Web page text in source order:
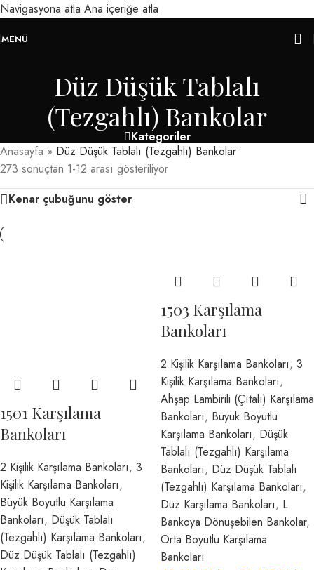
Navigasyona atla Ana içeriğe atla
MENÜ
Düz Düşük Tablalı
(Tezgahlı) Bankolar
Kategoriler
Anasayfa » Düz Düşük Tablalı (Tezgahlı) Bankolar
273 sonuçtan 1-12 arası gösteriliyor
Kenar çubuğunu göster
1501 Karşılama
Bankoları
2 Kişilik Karşılama Bankoları, 3
Kişilik Karşılama Bankoları,
Büyük Boyutlu Karşılama
Bankoları, Düşük Tablalı
(Tezgahlı) Karşılama Bankoları,
Düz Düşük Tablalı (Tezgahlı)
1503 Karşılama
Bankoları
2 Kişilik Karşılama Bankoları, 3
Kişilik Karşılama Bankoları,
Ahşap Lambirili (Çıtalı) Karşılama
Bankoları, Büyük Boyutlu
Karşılama Bankoları, Düşük
Tablalı (Tezgahlı) Karşılama
Bankoları, Düz Düşük Tablalı
(Tezgahlı) Karşılama Bankoları,
Düz Karşılama Bankoları, L
Bankoya Dönüşebilen Bankolar,
Orta Boyutlu Karşılama
Bankoları